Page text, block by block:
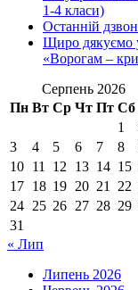
1-4 класи)
Останній
Щиро дякуємо
«Ворогам –
Серпень 2026
Пн Вт Ср Чт Пт Сб
1
3
4 5 6 7 8
10 11 12 13 14 15
17 18 19 20 21 22
24 25 26 27 28 29
31
« Лип
Липень 2026